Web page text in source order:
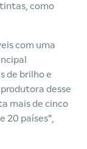
como
com uma
de brilho e
desse
mais de cinco
20 países",